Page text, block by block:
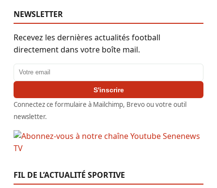
NEWSLETTER
Recevez les dernières actualités football
directement dans votre boîte mail.
Adresse email
S'inscrire
Connectez ce formulaire à Mailchimp, Brevo ou votre outil
newsletter.
FIL DE L’ACTUALITÉ SPORTIVE